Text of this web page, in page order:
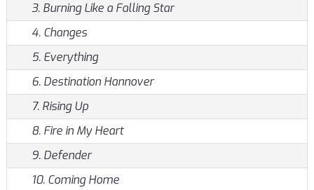
3. Burning Like a Falling Star
4. Changes
5. Everything
6. Destination Hannover
7. Rising Up
8. Fire in My Heart
9. Defender
10. Coming Home